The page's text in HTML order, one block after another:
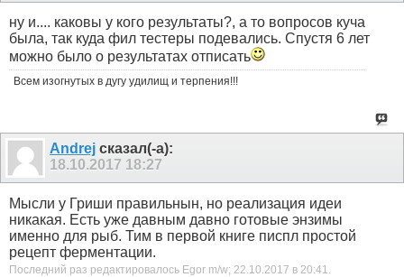
ну и.... каковы у кого результаты?, а то вопросов куча
была, так куда фил тестеры подевались. Спустя 6 лет
можно было о результатах отписать
Всем изогнутых в дугу удилищ и терпения!!!
Andrej сказал(-а):
18.10.2017 18:27
Мысли у Гриши правильнын, но реализация идеи
никакая. Есть уже давным давно готовые энзимы
именно для рыб. Тим в первой книге писпл простой
рецепт ферментации.
Последний раз редактировалось Egor m/w; 22.10.2017 в 20:41